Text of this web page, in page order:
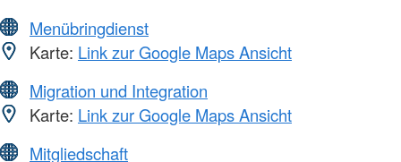
Menübringdienst
Karte: Link zur Google Maps Ansicht
Migration und Integration
Karte: Link zur Google Maps Ansicht
Mitgliedschaft